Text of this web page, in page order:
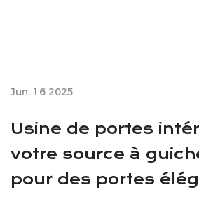
Jun, 16 2025
Usine de portes
votre source à
pour des portes